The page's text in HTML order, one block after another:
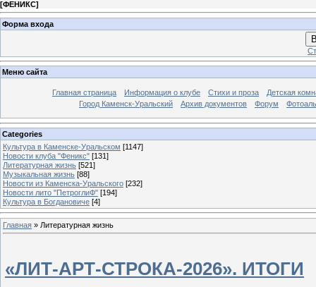
[ФЕНИКС]
Форма входа
Меню сайта
Главная страница Информация о клубе Стихи и проза
Детская
Город Каменск-Уральский
Архив документов Форум
Categories
Культура в Каменске-Уральском [1147]
Новости клуба "Феникс" [131]
Литературная жизнь [521]
Музыкальная жизнь [88]
Новости из Каменска-Уральского [232]
Новости лито "ПетроглиФ" [194]
Культура в Богдановиче [4]
Главная » Литературная жизнь
«ЛИТ-АРТ-СТРОКА-2026». ИТОГИ